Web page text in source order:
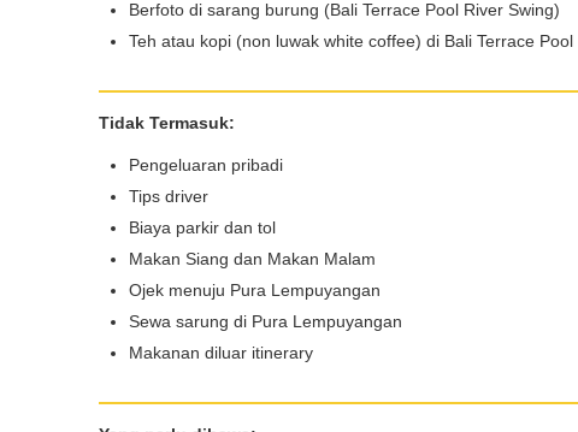
Berfoto di sarang burung (Bali Terrace Pool River Swing)
Teh atau kopi (non luwak white coffee) di Bali Terrace Pool
Tidak Termasuk:
Pengeluaran pribadi
Tips driver
Biaya parkir dan tol
Makan Siang dan Makan Malam
Ojek menuju Pura Lempuyangan
Sewa sarung di Pura Lempuyangan
Makanan diluar itinerary
Lokasi Pengiriman & Pengembalian